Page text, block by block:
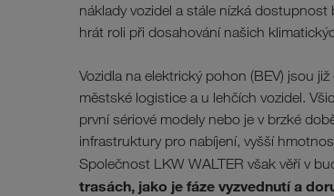
náklady vozidel a stále nízká
hrát roli při dosahování našich
Vozidla na elektrický pohon (BEV) jsou
městské logistice a u lehčích vozidel.
první sériové modely nebo je v brzké
infrastruktury pro nabíjení, vyšší
Společnost LKW WALTER však věří v
trasách, jako je fáze vyzvednutí a